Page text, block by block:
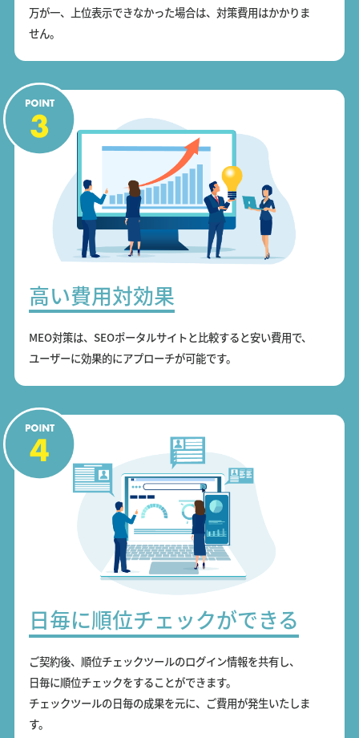
万が一、上位表示できなかった場合は、対策費用はかかりま
せん。
高い費用対効果
MEO対策は、SEOポータルサイトと比較すると安い費用で、
ユーザーに効果的にアプローチが可能です。
日毎に順位チェックができる
ご契約後、順位チェックツールのログイン情報を共有し、
日毎に順位チェックをすることができます。
チェックツールの日毎の成果を元に、ご費用が発生いたしま
す。